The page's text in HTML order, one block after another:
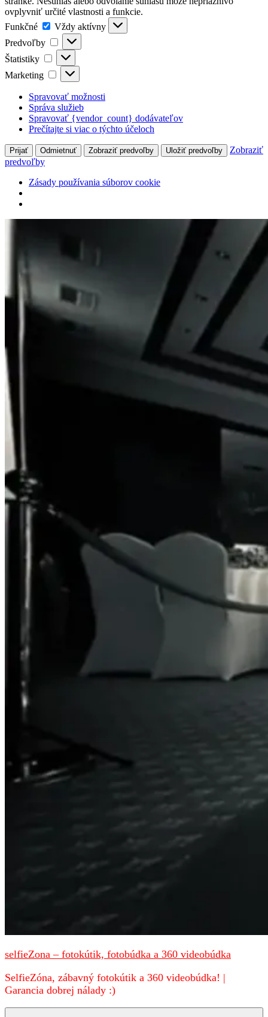
ovplyvniť určité vlastnosti a funkcie.
Funkčné
Funkčné
Vždy aktívny
Predvoľby
Predvoľby
Štatistiky Štatistiky
Marketing Marketing
Spravovať možnosti
Správa služieb
Spravovať {vendor_count} dodávateľov
Prečítajte si viac o týchto účeloch
Prijať Odmietnuť Zobraziť predvoľby Uložiť predvoľby
Zobraziť
predvoľby
Zásady používania súborov cookie
selfieZona – fotokútik, fotobúdka a 360 videobúdka
SelfieZóna, zábavný fotokútik a 360 videobúdka! |
Garancia dobrej nálady :)